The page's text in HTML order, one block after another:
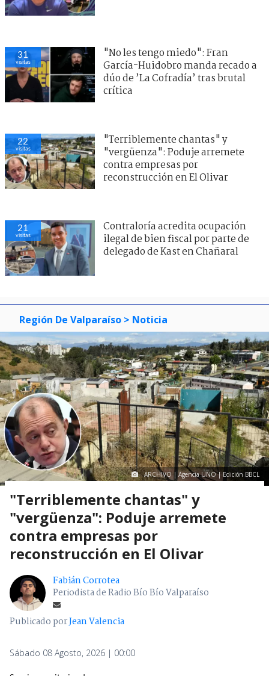
31
visitas
"No les tengo miedo": Fran
García-Huidobro manda recado a
dúo de ’La Cofradía’ tras brutal
crítica
22
visitas
"Terriblemente chantas" y
"vergüenza": Poduje arremete
contra empresas por
reconstrucción en El Olivar
21
visitas
Contraloría acredita ocupación
ilegal de bien fiscal por parte de
delegado de Kast en Chañaral
Región De Valparaíso > Noticia
ARCHIVO | Agencia UNO | Edición BBCL
"Terriblemente chantas" y
"vergüenza": Poduje arremete
contra empresas por
reconstrucción en El Olivar
Fabián Corrotea
Periodista de Radio Bío Bío Valparaíso
Publicado porJean Valencia
Sábado 08 Agosto, 2026 | 00:00